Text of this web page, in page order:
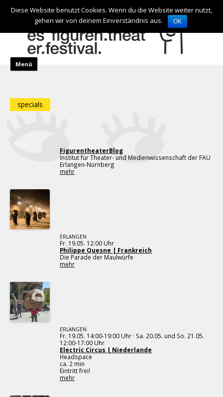
de en
Menü Zum Inhalt springen
specials
FigurentheaterBlog
Institut für Theater- und Medienwissenschaft der FAU
Erlangen-Nürnberg
mehr
ERLANGEN
Fr. 19.05. 12:00 Uhr
Philippe Quesne | Frankreich
Die Parade der Maulwürfe
mehr
ERLANGEN
Fr. 19.05. 14:00-19:00 Uhr · Sa. 20.05. und So. 21.05.
12:00-17:00 Uhr
Electric Circus | Niederlande
Headspace
ca. 2 min
Eintritt frei!
mehr
Diese Website benutzt Cookies. Wenn du die Website weiter nutzt,
gehen wir von deinem Einverständnis aus.
OK